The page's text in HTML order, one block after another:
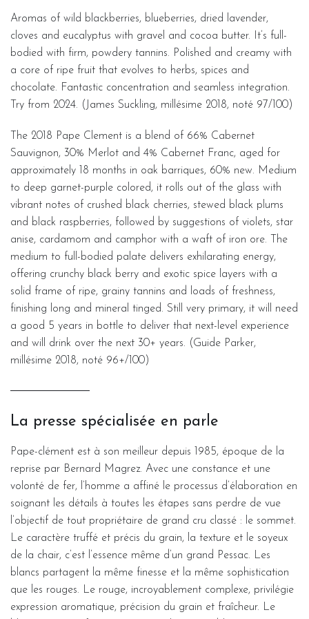
Aromas of wild blackberries, blueberries, dried lavender,
cloves and eucalyptus with gravel and cocoa butter. It’s full-
bodied with firm, powdery tannins. Polished and creamy with
a core of ripe fruit that evolves to herbs, spices and
chocolate. Fantastic concentration and seamless integration.
Try from 2024. (James Suckling, millésime 2018, noté 97/100)
The 2018 Pape Clement is a blend of 66% Cabernet
Sauvignon, 30% Merlot and 4% Cabernet Franc, aged for
approximately 18 months in oak barriques, 60% new. Medium
to deep garnet-purple colored, it rolls out of the glass with
vibrant notes of crushed black cherries, stewed black plums
and black raspberries, followed by suggestions of violets, star
anise, cardamom and camphor with a waft of iron ore. The
medium to full-bodied palate delivers exhilarating energy,
offering crunchy black berry and exotic spice layers with a
solid frame of ripe, grainy tannins and loads of freshness,
finishing long and mineral tinged. Still very primary, it will need
a good 5 years in bottle to deliver that next-level experience
and will drink over the next 30+ years. (Guide Parker,
millésime 2018, noté 96+/100)
La presse spécialisée en parle
Pape-clément est à son meilleur depuis 1985, époque de la
reprise par Bernard Magrez. Avec une constance et une
volonté de fer, l’homme a affiné le processus d’élaboration en
soignant les détails à toutes les étapes sans perdre de vue
l’objectif de tout propriétaire de grand cru classé : le sommet.
Le caractère truffé et précis du grain, la texture et le soyeux
de la chair, c’est l’essence même d’un grand Pessac. Les
blancs partagent la même finesse et la même sophistication
que les rouges. Le rouge, incroyablement complexe, privilégie
expression aromatique, précision du grain et fraîcheur. Le